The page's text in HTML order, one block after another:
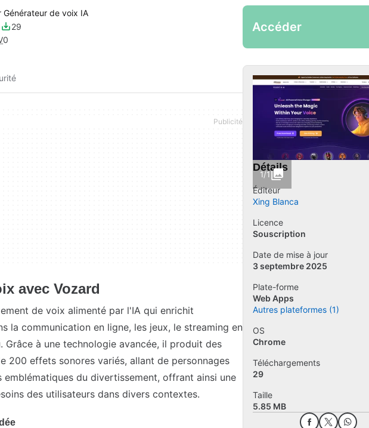
Générateur de voix IA
29
0
Accéder
avec Vozard
de voix alimenté par l'IA qui enrichit
la communication en ligne, les jeux, le streaming en
à une technologie avancée, il produit des
200 effets sonores variés, allant de personnages
emblématiques du divertissement, offrant ainsi une
des utilisateurs dans divers contextes.
1/1
Détails
Éditeur
Xing Blanca
Licence
Souscription
Date de mise à jour
3 septembre 2025
Plate-forme
Web Apps
Autres plateformes (1)
OS
Chrome
Téléchargements
29
Taille
5.85 MB